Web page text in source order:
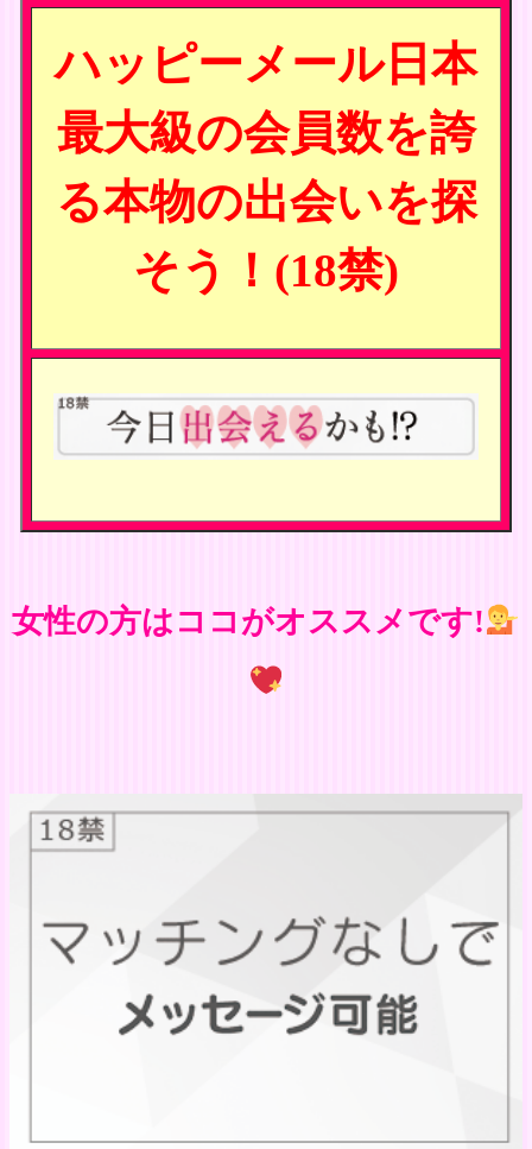
ハッピーメール日本
最大級の会員数を誇
る本物の出会いを探
そう！(18禁)
女性の方はココがオススメです!